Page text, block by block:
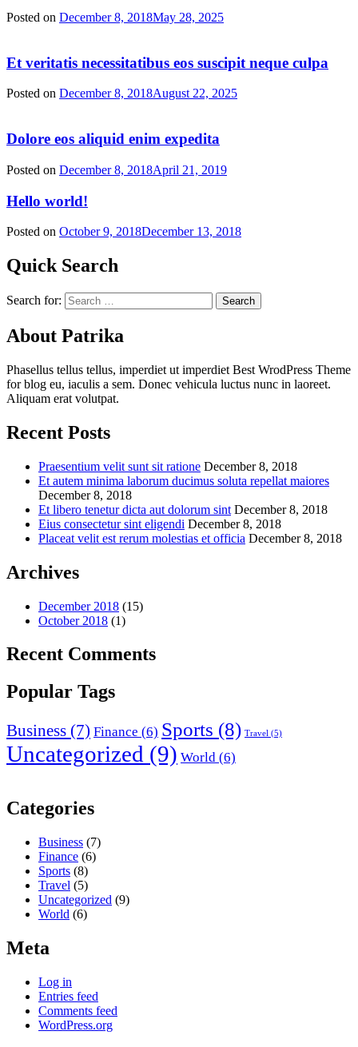
Posted on December 8, 2018May 28, 2025
Et veritatis necessitatibus eos suscipit neque culpa
Posted on December 8, 2018August 22, 2025
Dolore eos aliquid enim expedita
Posted on December 8, 2018April 21, 2019
Hello world!
Posted on October 9, 2018December 13, 2018
Quick Search
Search for:
About Patrika
Phasellus tellus tellus, imperdiet ut imperdiet Best WrodPress Theme
for blog eu, iaculis a sem. Donec vehicula luctus nunc in laoreet.
Aliquam erat volutpat.
Recent Posts
Praesentium velit sunt sit ratione December 8, 2018
Et autem minima laborum ducimus soluta repellat maiores
December 8, 2018
Et libero tenetur dicta aut dolorum sint December 8, 2018
Eius consectetur sint eligendi December 8, 2018
Placeat velit est rerum molestias et officia December 8, 2018
Archives
December 2018 (15)
October 2018 (1)
Recent Comments
Popular Tags
Business (7) Finance (6) Sports (8) Travel (5)
Uncategorized (9) World (6)
Categories
Business (7)
Finance (6)
Sports (8)
Travel (5)
Uncategorized (9)
World (6)
Meta
Log in
Entries feed
Comments feed
WordPress.org